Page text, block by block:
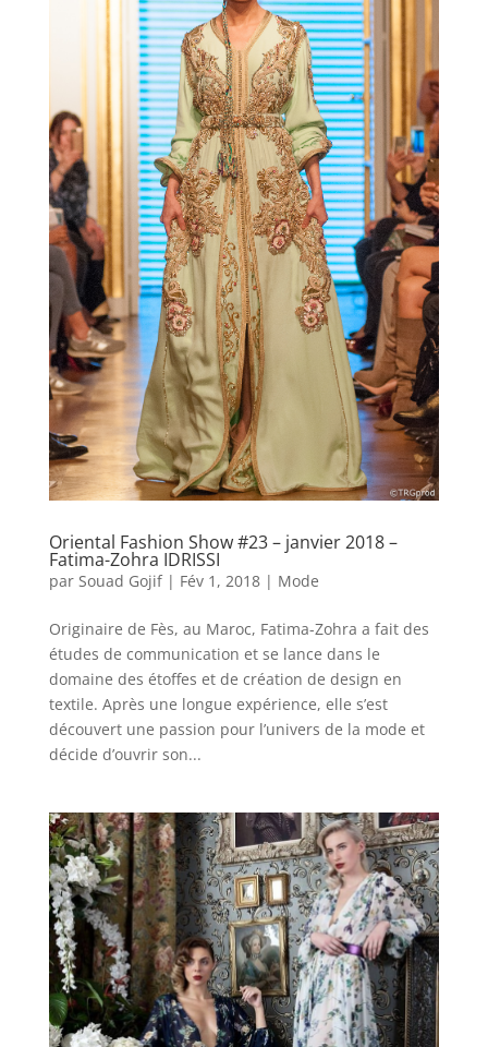
Oriental Fashion Show #23 – janvier 2018 –
Fatima-Zohra IDRISSI
par Souad Gojif| Fév 1, 2018| Mode
Originaire de Fès, au Maroc, Fatima-Zohra a fait des
études de communication et se lance dans le
domaine des étoffes et de création de design en
textile. Après une longue expérience, elle s’est
découvert une passion pour l’univers de la mode et
décide d’ouvrir son...